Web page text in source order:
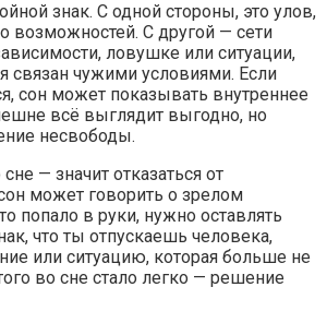
знак. С одной стороны, это улов,
возможностей. С другой — сети
ловушке или ситуации,
связан чужими условиями. Если
сон может показывать внутреннее
всё выглядит выгодно, но
несвободы.
— значит отказаться от
может говорить о зрелом
попало в руки, нужно оставлять
что ты отпускаешь человека,
или ситуацию, которая больше не
во сне стало легко — решение